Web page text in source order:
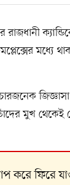
মধ্যে
মুখ থেকেই
করে ফিরে